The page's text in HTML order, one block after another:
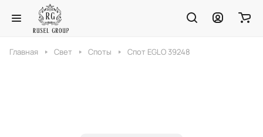
Главная Свет Споты Спот EGLO 39248